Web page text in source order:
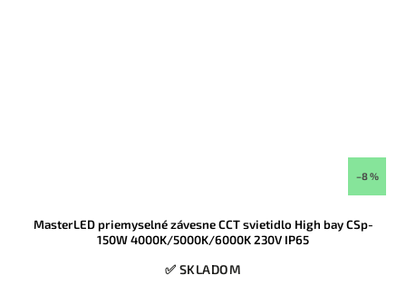
–8 %
MasterLED priemyselné závesne CCT svietidlo High bay CSp-
150W 4000K/5000K/6000K 230V IP65
✅ SKLADOM